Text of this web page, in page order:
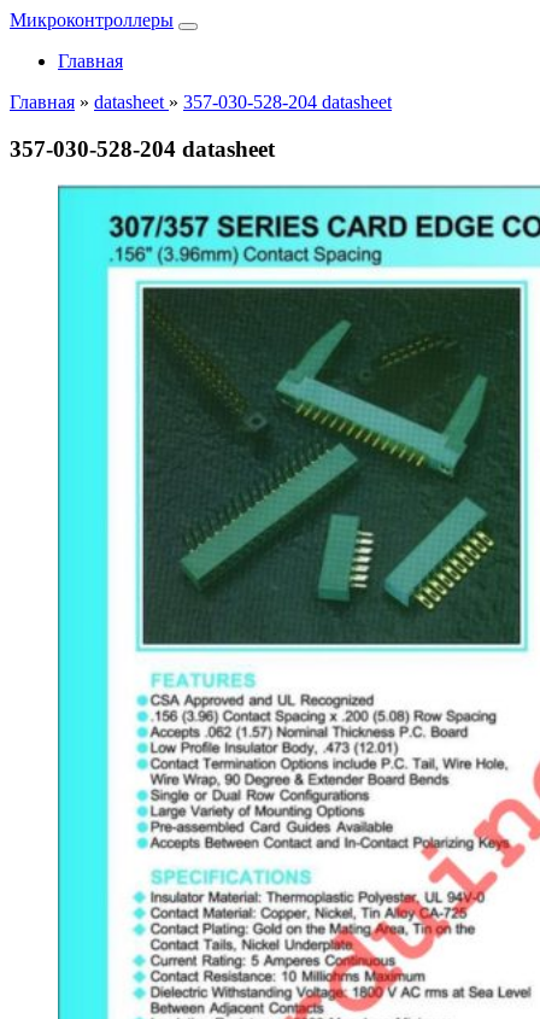
Микроконтроллеры
Главная
Главная » datasheet » 357-030-528-204 datasheet
357-030-528-204 datasheet